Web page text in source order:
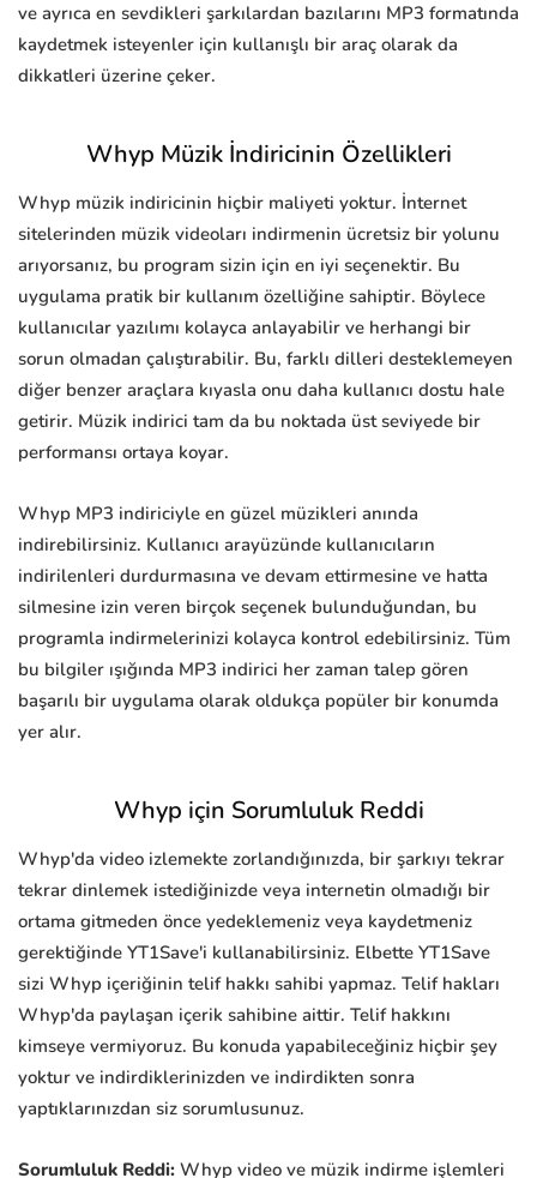
ve ayrıca en sevdikleri şarkılardan bazılarını MP3 formatında
kaydetmek isteyenler için kullanışlı bir araç olarak da
dikkatleri üzerine çeker.
Whyp Müzik İndiricinin Özellikleri
Whyp müzik indiricinin hiçbir maliyeti yoktur. İnternet
sitelerinden müzik videoları indirmenin ücretsiz bir yolunu
arıyorsanız, bu program sizin için en iyi seçenektir. Bu
uygulama pratik bir kullanım özelliğine sahiptir. Böylece
kullanıcılar yazılımı kolayca anlayabilir ve herhangi bir
sorun olmadan çalıştırabilir. Bu, farklı dilleri desteklemeyen
diğer benzer araçlara kıyasla onu daha kullanıcı dostu hale
getirir. Müzik indirici tam da bu noktada üst seviyede bir
performansı ortaya koyar.
Whyp MP3 indiriciyle en güzel müzikleri anında
indirebilirsiniz. Kullanıcı arayüzünde kullanıcıların
indirilenleri durdurmasına ve devam ettirmesine ve hatta
silmesine izin veren birçok seçenek bulunduğundan, bu
programla indirmelerinizi kolayca kontrol edebilirsiniz. Tüm
bu bilgiler ışığında MP3 indirici her zaman talep gören
başarılı bir uygulama olarak oldukça popüler bir konumda
yer alır.
Whyp için Sorumluluk Reddi
Whyp'da video izlemekte zorlandığınızda, bir şarkıyı tekrar
tekrar dinlemek istediğinizde veya internetin olmadığı bir
ortama gitmeden önce yedeklemeniz veya kaydetmeniz
gerektiğinde YT1Save'i kullanabilirsiniz. Elbette YT1Save
sizi Whyp içeriğinin telif hakkı sahibi yapmaz. Telif hakları
Whyp'da paylaşan içerik sahibine aittir. Telif hakkını
kimseye vermiyoruz. Bu konuda yapabileceğiniz hiçbir şey
yoktur ve indirdiklerinizden ve indirdikten sonra
yaptıklarınızdan siz sorumlusunuz.
Sorumluluk Reddi: Whyp video ve müzik indirme işlemleri